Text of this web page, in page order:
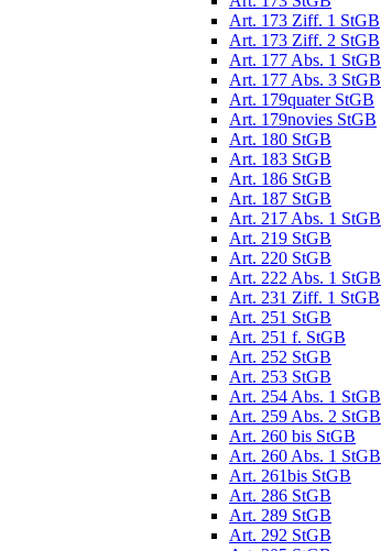
Art. 173 Ziff. 1 StGB
Art. 173 Ziff. 2 StGB
Art. 177 Abs. 1 StGB
Art. 177 Abs. 3 StGB
Art. 179quater StGB
Art. 179novies StGB
Art. 180 StGB
Art. 183 StGB
Art. 186 StGB
Art. 187 StGB
Art. 217 Abs. 1 StGB
Art. 219 StGB
Art. 220 StGB
Art. 222 Abs. 1 StGB
Art. 231 Ziff. 1 StGB
Art. 251 StGB
Art. 251 f. StGB
Art. 252 StGB
Art. 253 StGB
Art. 254 Abs. 1 StGB
Art. 259 Abs. 2 StGB
Art. 260 bis StGB
Art. 260 Abs. 1 StGB
Art. 261bis StGB
Art. 286 StGB
Art. 289 StGB
Art. 292 StGB